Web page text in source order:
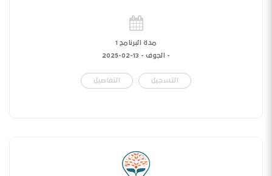
مدة البرنامج 1
- الجوف - 13-02-2025
التسجيل التفاصيل